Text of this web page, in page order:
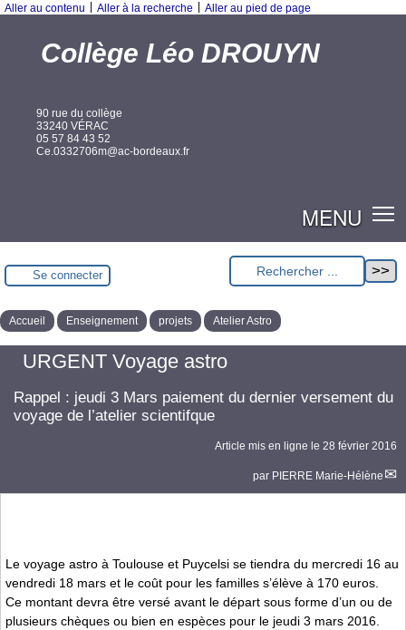
Aller au contenu Aller à la recherche Aller au pied de page
Collège Léo DROUYN
90 rue du collège
33240 VÉRAC
05 57 84 43 52
Ce.0332706m@ac-bordeaux.fr
MENU
Se connecter
Accueil Enseignement projets Atelier Astro
URGENT Voyage astro
Rappel : jeudi 3 Mars paiement du dernier versement du
voyage de l’atelier scientifque
Article mis en ligne le 28 février 2016
par PIERRE Marie-Hélène
Le voyage astro à Toulouse et Puycelsi se tiendra du mercredi 16 au
vendredi 18 mars et le coût pour les familles s’élève à 170 euros.
Ce montant devra être versé avant le départ sous forme d’un ou de
plusieurs chèques ou bien en espèces pour le jeudi 3 mars 2016.